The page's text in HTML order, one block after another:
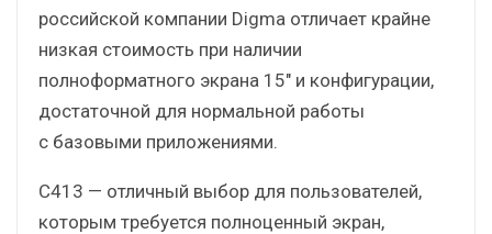
российской компании Digma отличает крайне
низкая стоимость при наличии
полноформатного экрана 15″ и конфигурации,
достаточной для нормальной работы
с базовыми приложениями.
C413 — отличный выбор для пользователей,
которым требуется полноценный экран,